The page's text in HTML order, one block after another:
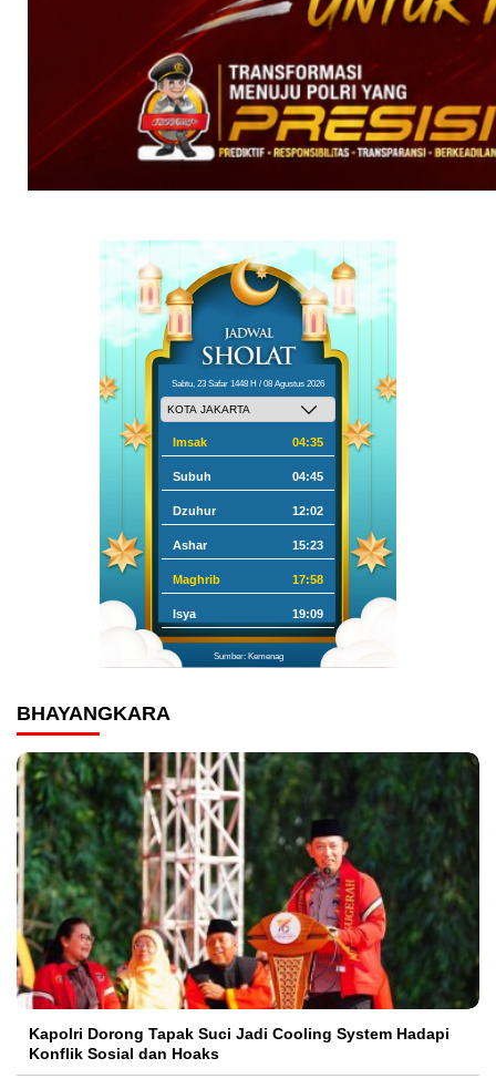
Sabtu, 23 Safar 1448 H / 08 Agustus 2026
Imsak 04:35
Subuh 04:45
Dzuhur 12:02
Ashar 15:23
Maghrib 17:58
Isya 19:09
Sumber: Kemenag
BHAYANGKARA
Kapolri Dorong Tapak Suci Jadi Cooling System Hadapi
Konflik Sosial dan Hoaks